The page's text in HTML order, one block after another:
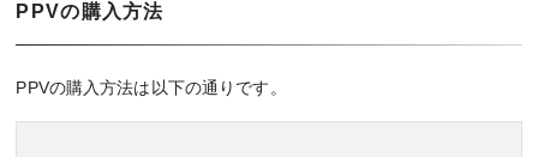
PPVの購入方法
PPVの購入方法は以下の通りです。